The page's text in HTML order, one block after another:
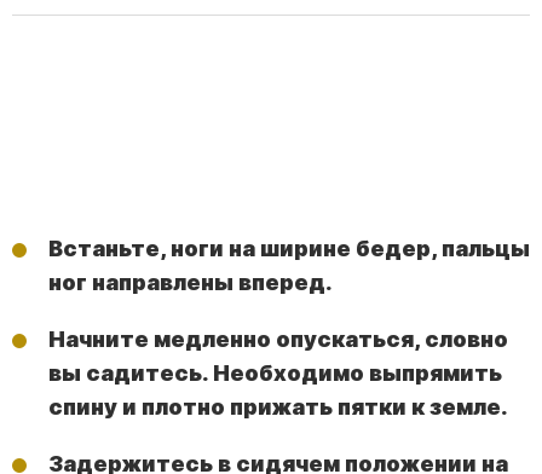
Встаньте, ноги на ширине бедер, пальцы
ног направлены вперед.
Начните медленно опускаться, словно
вы садитесь. Необходимо выпрямить
спину и плотно прижать пятки к земле.
Задержитесь в сидячем положении на